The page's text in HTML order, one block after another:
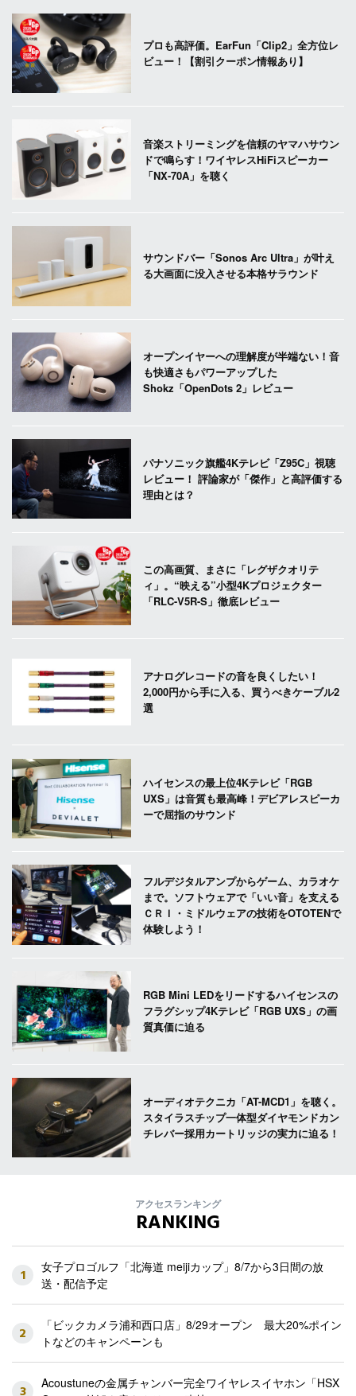
プロも高評価。EarFun「Clip2」全方位レ
ビュー！【割引クーポン情報あり】
音楽ストリーミングを信頼のヤマハサウン
ドで鳴らす！ワイヤレスHiFiスピーカー
「NX-70A」を聴く
サウンドバー「Sonos Arc Ultra」が叶え
る大画面に没入させる本格サラウンド
オープンイヤーへの理解度が半端ない！音
も快適さもパワーアップした
Shokz「OpenDots 2」レビュー
パナソニック旗艦4Kテレビ「Z95C」視聴
レビュー！ 評論家が「傑作」と高評価する
理由とは？
この高画質、まさに「レグザクオリテ
ィ」。“映える”小型4Kプロジェクター
「RLC-V5R-S」徹底レビュー
アナログレコードの音を良くしたい！
2,000円から手に入る、買うべきケーブル2
選
ハイセンスの最上位4Kテレビ「RGB
UXS」は音質も最高峰！デビアレスピーカ
ーで屈指のサウンド
フルデジタルアンプからゲーム、カラオケ
まで。ソフトウェアで「いい音」を支える
ＣＲＩ・ミドルウェアの技術をOTOTENで
体験しよう！
RGB Mini LEDをリードするハイセンスの
フラグシップ4Kテレビ「RGB UXS」の画
質真価に迫る
オーディオテクニカ「AT-MCD1」を聴く。
スタイラスチップ一体型ダイヤモンドカン
チレバー採用カートリッジの実力に迫る！
アクセスランキング
RANKING
1
女子プロゴルフ「北海道 meijiカップ」8/7から3日間の放
送・配信予定
2
「ビックカメラ浦和西口店」8/29オープン 最大20%ポイン
トなどのキャンペーンも
Acoustuneの金属チャンバー完全ワイヤレスイヤホン「HSX